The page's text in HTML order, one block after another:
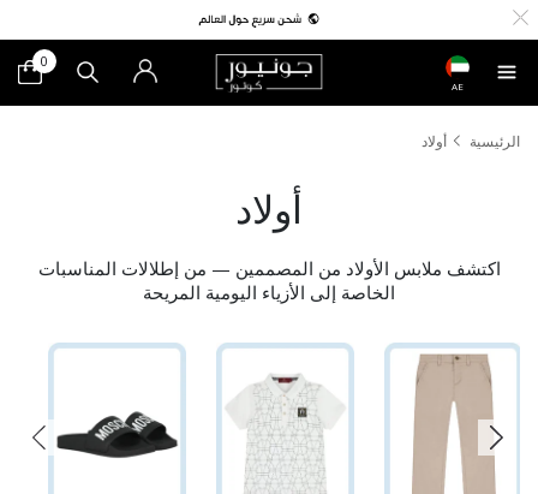
AE
0
الرئيسية أولاد
أولاد
اكتشف ملابس الأولاد من المصممين — من إطلالات المناسبات
الخاصة إلى الأزياء اليومية المريحة